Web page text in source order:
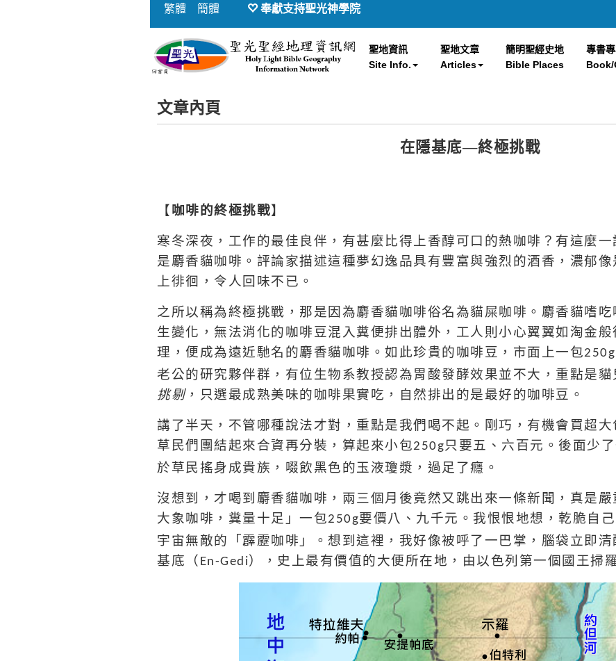
繁體 簡體 奉獻支持聖光神學院
聖地資訊
Site Info.
聖地文章
Articles
簡明聖經史地
Bible Places
專書
Book/
文章內頁
在隱基底—終極挑戰
【咖啡的終極挑戰】
寒冬深夜，工作的最佳良伴，有甚麼比得上香醇可口的熱咖啡？有這麼
是麝香貓咖啡。評論家描述這種夢幻逸品具有豐富與強烈的酒香，濃郁
上徘徊，令人回味不已。
之所以稱為終極挑戰，那是因為麝香貓咖啡俗名為貓屎咖啡。麝香貓嗜
生變化，無法消化的咖啡豆混入糞便排出體外，工人則小心翼翼如淘金
理，便成為遠近馳名的麝香貓咖啡。如此珍貴的咖啡豆，市面上一包250g
老公的研究夥伴群，有位生物系教授認為胃酸發酵效果並不大，重點是
挑剔，只選最成熟美味的咖啡果實吃，自然排出的是最好的咖啡豆。
講了半天，不管哪種說法才對，重點是我們喝不起。剛巧，有機會買超
草民們團結起來合資再分裝，算起來小包250g只要五、六百元。後面少
於草民搖身成貴族，啜飲黑色的玉液瓊漿，過足了癮。
沒想到，才喝到麝香貓咖啡，兩三個月後竟然又跳出來一條新聞，真是
大象咖啡，糞量十足」一包250g要價八、九千元。我恨恨地想，乾脆自
宇宙無敵的「霹靂咖啡」。想到這裡，我好像被呼了一巴掌，腦袋立即
基底（ En-Gedi），史上最有價值的大便所在地，由以色列第一個國王掃